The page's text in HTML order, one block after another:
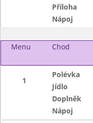
Příloha
Nápoj
Menu Chod
1
Polévka
Jídlo
Doplněk
Nápoj